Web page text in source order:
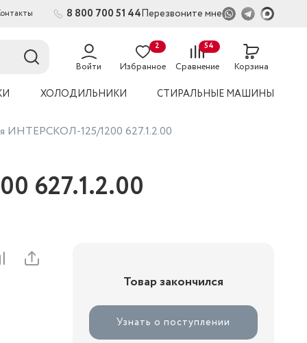
8 800 700 51 44Перезвоните мне
Войти Избранное
2
Сравнение
54
Корзина
ХОЛОДИЛЬНИКИ СТИРАЛЬНЫЕ МАШИНЫ
ИНТЕРСКОЛ-125/1200 627.1.2.00
627.1.2.00
Товар закончился
Узнать о поступлении